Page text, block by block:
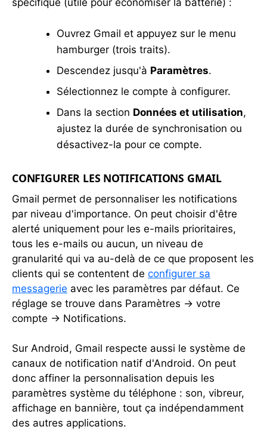
spécifique (utile pour économiser la batterie) :
Ouvrez Gmail et appuyez sur le menu
hamburger (trois traits).
Descendez jusqu'à Paramètres.
Sélectionnez le compte à configurer.
Dans la section Données et utilisation,
ajustez la durée de synchronisation ou
désactivez-la pour ce compte.
CONFIGURER LES NOTIFICATIONS GMAIL
Gmail permet de personnaliser les notifications
par niveau d'importance. On peut choisir d'être
alerté uniquement pour les e-mails prioritaires,
tous les e-mails ou aucun, un niveau de
granularité qui va au-delà de ce que proposent les
clients qui se contentent de configurer sa
messagerie avec les paramètres par défaut. Ce
réglage se trouve dans Paramètres → votre
compte → Notifications.
Sur Android, Gmail respecte aussi le système de
canaux de notification natif d'Android. On peut
donc affiner la personnalisation depuis les
paramètres système du téléphone : son, vibreur,
affichage en bannière, tout ça indépendamment
des autres applications.